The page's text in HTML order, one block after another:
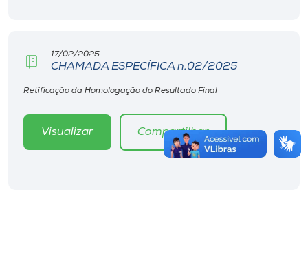
17/02/2025
CHAMADA ESPECÍFICA n.02/2025
Retificação da Homologação do Resultado Final
Visualizar Compartilhar